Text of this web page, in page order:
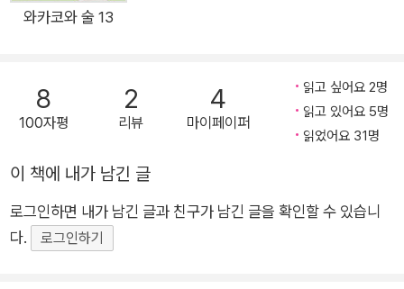
5권!자, 이제 와카코와 함께 맛있는 술과 안주를 찾아 떠나보자!!
와카코와 술 13
8
100자평
2
리뷰
4
마이페이퍼
읽고 싶어요 2명
읽고 있어요 5명
읽었어요 31명
이 책에 내가 남긴 글
로그인하면 내가 남긴 글과 친구가 남긴 글을 확인할 수 있습니
다.
로그인하기